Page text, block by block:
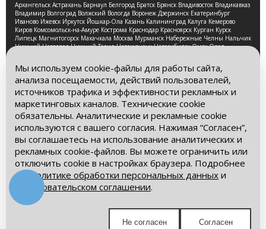
Архангельск Астрахань Барнаул Белгород Братск Брянск Владивосток Владикавказ
Владимир Волгоград Волжский Вологда Воронеж Дзержинск Екатеринбург
Иваново Ижевск Иркутск Йошкар-Ола Казань Калининград Калуга Кемерово
Киров Комсомольск-на-Амуре Кострома Краснодар Красноярск Курган Курск
Липецк Магнитогорск Махачкала Москва Мурманск Набережные Челны Нальчик
Нижний Новгород Нижний Тагил Новокузнецк Новосибирск Омск Орел
Санкт-Петербург Саранск Саратов Смоленск Сочи Ставрополь Стерлитамак
Сургут Таганрог Тамбов Тверь Томск Тула Тюмень Улан-Удэ Ульяновск Уфа
Хабаровск Чебоксары Челябинск Череповец Чита Ярославль
2026 © Компания «Буровые Машины». Все права
защищены. Обращаем Ваше внимание на то, что данный
интернет-сайт носит исключительно информационный
характер и ни при каких условиях информационные
материалы и цены, размещенные на сайте, не является
публичной офертой, определяемой положениями Статьи
437 Гражданского кодекса РФ.
Политика обработки персональных данных
Пользовательское соглашение
Мы в социальных сетях:
Мы используем cookie-файлы для работы сайта,
анализа посещаемости, действий пользователей,
источников трафика и эффективности рекламных и
маркетинговых каналов. Технические cookie
обязательны. Аналитические и рекламные cookie
используются с вашего согласия. Нажимая “Согласен”,
вы соглашаетесь на использование аналитических и
рекламных cookie-файлов. Вы можете ограничить или
отключить cookie в настройках браузера. Подробнее
– в
Политике обработки персональных данных и
Пользовательском соглашении.
Согласен
Не согласен